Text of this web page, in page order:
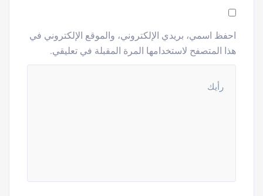
احفظ اسمي، بريدي الإلكتروني، والموقع الإلكتروني في
هذا المتصفح لاستخدامها المرة المقبلة في تعليقي.